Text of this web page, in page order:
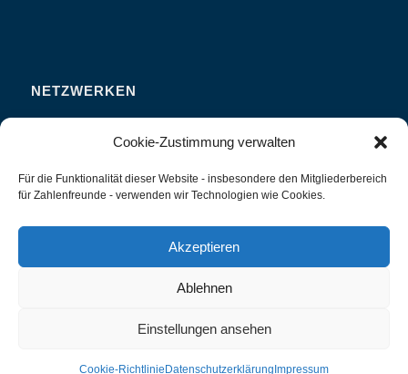
Cookie-Zustimmung verwalten
Für die Funktionalität dieser Website - insbesondere den Mitgliederbereich
für Zahlenfreunde - verwenden wir Technologien wie Cookies.
Akzeptieren
Ablehnen
Einstellungen ansehen
Cookie-Richtlinie Datenschutzerklärung Impressum
NETZWERKEN
Studieren
Interviews und Erfahrungsberichte